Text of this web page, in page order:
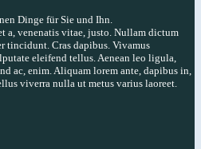
Dinge für Sie und Ihn.
a, venenatis vitae, justo. Nullam dictum
tincidunt. Cras dapibus. Vivamus
eleifend tellus. Aenean leo ligula,
ac, enim. Aliquam lorem ante, dapibus in,
viverra nulla ut metus varius laoreet.